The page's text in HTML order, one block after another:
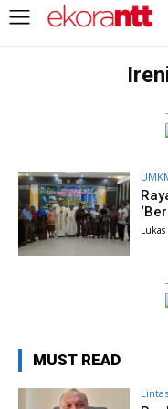
MUST READ
Lintas